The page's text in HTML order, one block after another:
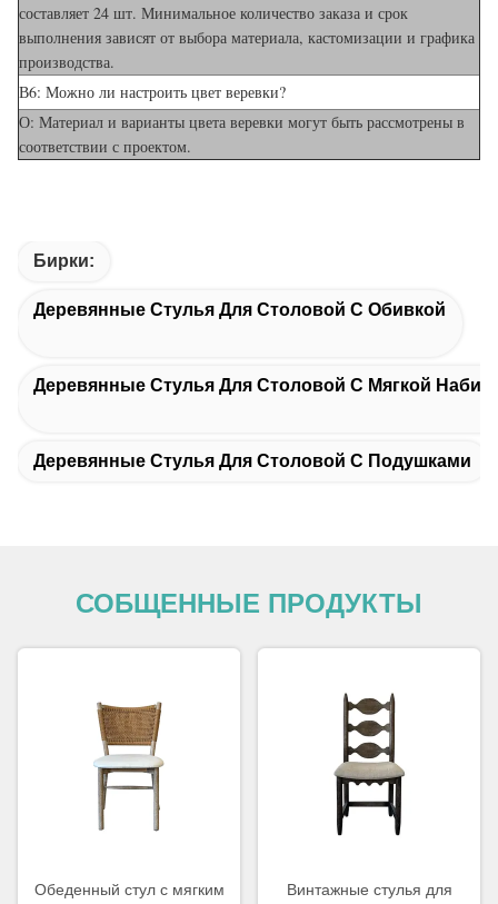
составляет 24 шт. Минимальное количество заказа и срок
выполнения зависят от выбора материала, кастомизации и графика
производства.
В6: Можно ли настроить цвет веревки?
О: Материал и варианты цвета веревки могут быть рассмотрены в
соответствии с проектом.
Бирки:
Деревянные Стулья Для Столовой С Обивкой
Деревянные Стулья Для Столовой С Мягкой
Деревянные Стулья Для Столовой С Подушками
СОБЩЕННЫЕ ПРОДУКТЫ
Обеденный стул с мягким
Винтажные стулья для